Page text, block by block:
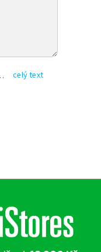
společností TEXT FACTORY s.r.o. přispívat aktivně ke zveřejněným článkům nebo v rámci diskusních fór a výkon práv TEXT FACTORY s.r.o. jako administrátora těchto diskusních fór. Více informací o zpracování osobních údajů a právech lze nalézt v celý text